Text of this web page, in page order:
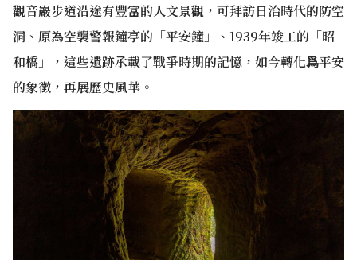
觀音巖步道沿途有豐富的人文景觀，可拜訪日治時代的防空
洞、原為空襲警報鐘亭的 「平安鐘」、1939年竣工的 「昭
和橋」，這些遺跡承載了戰爭時期的記憶，如今轉化爲平安
的象徵，再展歷史風華。